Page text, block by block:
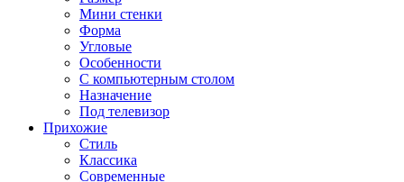
Мини стенки
Форма
Угловые
Особенности
С компьютерным столом
Назначение
Под телевизор
Прихожие
Стиль
Классика
Современные